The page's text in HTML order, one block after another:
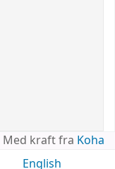
Med kraft fra Koha
English